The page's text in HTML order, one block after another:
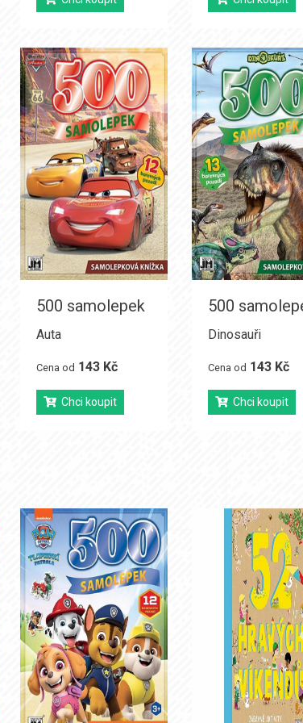
500 samolepek
Auta
Cena od 143 Kč
Chci koupit
500
Dinosauři
Cena od 143 Kč
Chci koupit